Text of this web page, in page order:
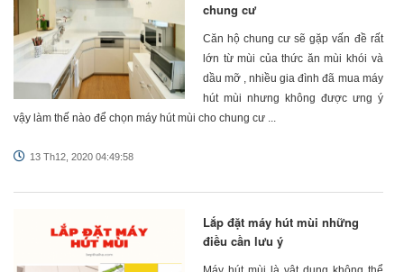
chung cư
Căn hộ chung cư sẽ gặp vấn đề rất
lớn từ mùi của thức ăn mùi khói và
dầu mỡ , nhiều gia đình đã mua máy
hút mùi nhưng không được ưng ý
vậy làm thế nào để chọn máy hút mùi cho chung cư ...
13 Th12, 2020 04:49:58
Lắp đặt máy hút mùi những
điều cần lưu ý